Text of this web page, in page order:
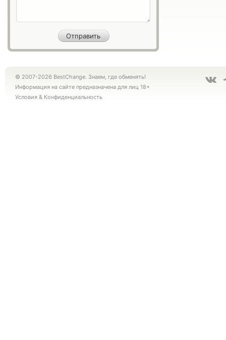
© 2007-2026 BestChange. Знаем, где обменять!
Информация на сайте предназначена для лиц 18+
Условия & Конфиденциальность